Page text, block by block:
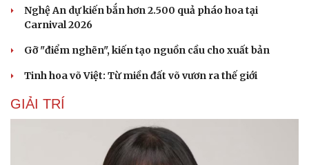
Nghệ An dự kiến bắn hơn 2.500 quả pháo hoa tại
Carnival 2026
Gỡ "điểm nghẽn", kiến tạo nguồn cầu cho xuất bản
Tinh hoa võ Việt: Từ miền đất võ vươn ra thế giới
GIẢI TRÍ